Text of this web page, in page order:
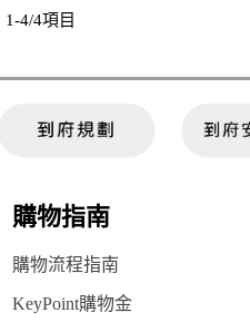
1-4/4項目
購物指南
購物流程指南
KeyPoint購物金